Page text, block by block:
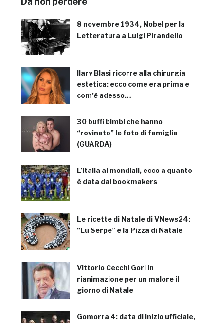
8 novembre 1934, Nobel per la
Letteratura a Luigi Pirandello
Ilary Blasi ricorre alla chirurgia
estetica: ecco come era prima e
com’è adesso…
30 buffi bimbi che hanno
“rovinato” le foto di famiglia
(GUARDA)
L’Italia ai mondiali, ecco a quanto
è data dai bookmakers
Le ricette di Natale di VNews24:
“Lu Serpe” e la Pizza di Natale
Vittorio Cecchi Gori in
rianimazione per un malore il
giorno di Natale
Gomorra 4: data di inizio ufficiale,